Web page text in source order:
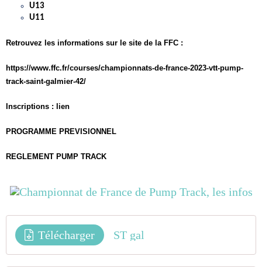
U13
U11
Retrouvez les informations sur le site de la FFC :
https://www.ffc.fr/courses/championnats-de-france-2023-vtt-pump-
track-saint-galmier-42/
Inscriptions : lien
PROGRAMME PREVISIONNEL
REGLEMENT PUMP TRACK
Télécharger ST gal